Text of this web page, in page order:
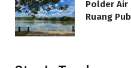
Polder Air
Ruang